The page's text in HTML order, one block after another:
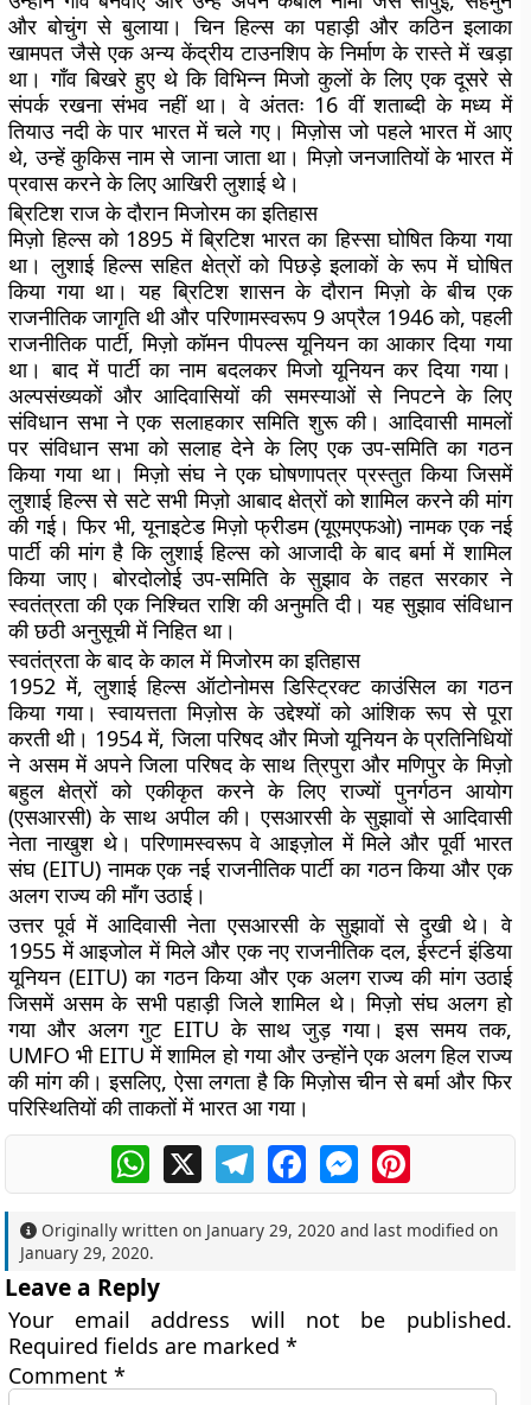
और बोचुंग से बुलाया। चिन हिल्स का पहाड़ी और कठिन इलाका
खामपत जैसे एक अन्य केंद्रीय टाउनशिप के निर्माण के रास्ते में खड़ा
था। गाँव बिखरे हुए थे कि विभिन्न मिजो कुलों के लिए एक दूसरे से
संपर्क रखना संभव नहीं था। वे अंततः 16 वीं शताब्दी के मध्य में
तियाउ नदी के पार भारत में चले गए। मिज़ोस जो पहले भारत में आए
थे, उन्हें कुकिस नाम से जाना जाता था। मिज़ो जनजातियों के भारत में
प्रवास करने के लिए आखिरी लुशाई थे।
ब्रिटिश राज के दौरान मिजोरम का इतिहास
मिज़ो हिल्स को 1895 में ब्रिटिश भारत का हिस्सा घोषित किया गया
था। लुशाई हिल्स सहित क्षेत्रों को पिछड़े इलाकों के रूप में घोषित
किया गया था। यह ब्रिटिश शासन के दौरान मिज़ो के बीच एक
राजनीतिक जागृति थी और परिणामस्वरूप 9 अप्रैल 1946 को, पहली
राजनीतिक पार्टी, मिज़ो कॉमन पीपल्स यूनियन का आकार दिया गया
था। बाद में पार्टी का नाम बदलकर मिजो यूनियन कर दिया गया।
अल्पसंख्यकों और आदिवासियों की समस्याओं से निपटने के लिए
संविधान सभा ने एक सलाहकार समिति शुरू की। आदिवासी मामलों
पर संविधान सभा को सलाह देने के लिए एक उप-समिति का गठन
किया गया था। मिज़ो संघ ने एक घोषणापत्र प्रस्तुत किया जिसमें
लुशाई हिल्स से सटे सभी मिज़ो आबाद क्षेत्रों को शामिल करने की मांग
की गई। फिर भी, यूनाइटेड मिज़ो फ्रीडम (यूएमएफओ) नामक एक नई
पार्टी की मांग है कि लुशाई हिल्स को आजादी के बाद बर्मा में शामिल
किया जाए। बोरदोलोई उप-समिति के सुझाव के तहत सरकार ने
स्वतंत्रता की एक निश्चित राशि की अनुमति दी। यह सुझाव संविधान
की छठी अनुसूची में निहित था।
स्वतंत्रता के बाद के काल में मिजोरम का इतिहास
1952 में, लुशाई हिल्स ऑटोनोमस डिस्ट्रिक्ट काउंसिल का गठन
किया गया। स्वायत्तता मिज़ोस के उद्देश्यों को आंशिक रूप से पूरा
करती थी। 1954 में, जिला परिषद और मिजो यूनियन के प्रतिनिधियों
ने असम में अपने जिला परिषद के साथ त्रिपुरा और मणिपुर के मिज़ो
बहुल क्षेत्रों को एकीकृत करने के लिए राज्यों पुनर्गठन आयोग
(एसआरसी) के साथ अपील की। एसआरसी के सुझावों से आदिवासी
नेता नाखुश थे। परिणामस्वरूप वे आइज़ोल में मिले और पूर्वी भारत
संघ (EITU) नामक एक नई राजनीतिक पार्टी का गठन किया और एक
अलग राज्य की माँग उठाई।
उत्तर पूर्व में आदिवासी नेता एसआरसी के सुझावों से दुखी थे। वे
1955 में आइजोल में मिले और एक नए राजनीतिक दल, ईस्टर्न इंडिया
यूनियन (EITU) का गठन किया और एक अलग राज्य की मांग उठाई
जिसमें असम के सभी पहाड़ी जिले शामिल थे। मिज़ो संघ अलग हो
गया और अलग गुट EITU के साथ जुड़ गया। इस समय तक,
UMFO भी EITU में शामिल हो गया और उन्होंने एक अलग हिल राज्य
की मांग की। इसलिए, ऐसा लगता है कि मिज़ोस चीन से बर्मा और फिर
परिस्थितियों की ताकतों में भारत आ गया।
WhatsApp
X TelegramFacebookMessengerPinterest
Originally written on January 29, 2020 and last modified on
January 29, 2020.
Leave a Reply
Your email address will not be published.
Required fields are marked*
Comment*